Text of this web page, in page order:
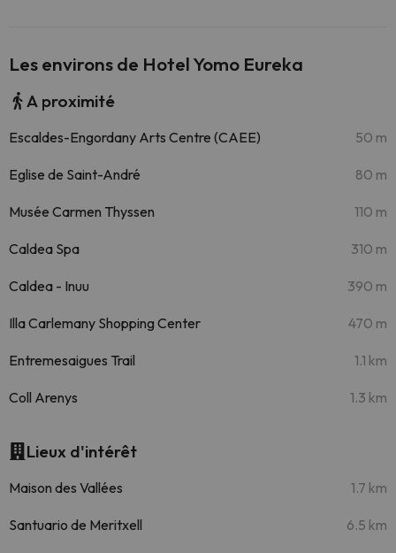
Les environs de Hotel Yomo Eureka
A proximité
Escaldes-Engordany Arts Centre (CAEE) 50 m
Eglise de Saint-André 80 m
Musée Carmen Thyssen 110 m
Caldea Spa 310 m
Caldea - Inuu 390 m
Illa Carlemany Shopping Center 470 m
Entremesaigues Trail 1.1 km
Coll Arenys 1.3 km
Lieux d'intérêt
Maison des Vallées 1.7 km
Santuario de Meritxell 6.5 km